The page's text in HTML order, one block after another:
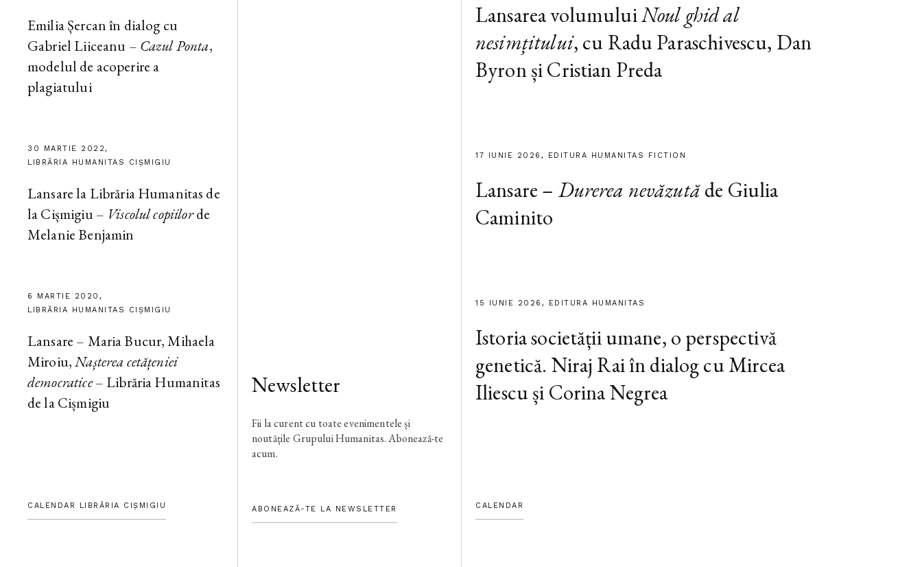
Lansarea volumuluiNoul ghid al
nesimțitului, cu Radu Paraschivescu, Dan
Byron și Cristian Preda
17 IUNIE 2026, EDITURA HUMANITAS FICTION
Lansare – Durerea nevăzutăde Giulia
Caminito
15 IUNIE 2026, EDITURA HUMANITAS
Istoria societății umane, o perspectivă
genetică. Niraj Rai în dialog cu Mircea
Iliescu și Corina Negrea
CALENDAR
Emilia Șercan în dialog cu
Gabriel Liiceanu – Cazul Ponta,
modelul de acoperire a
plagiatului
30 MARTIE 2022,
LIBRĂRIA HUMANITAS CIȘMIGIU
Lansare la Librăria Humanitas de
la Cișmigiu – Viscolul copiilorde
Melanie Benjamin
6 MARTIE 2020,
LIBRĂRIA HUMANITAS CIȘMIGIU
Lansare – Maria Bucur, Mihaela
Miroiu,Nașterea cetățeniei
democratice– Librăria Humanitas
de la Cișmigiu
CALENDAR LIBRĂRIA CIȘMIGIU
Newsletter
Fii la curent cu toate evenimentele și
noutățile Grupului Humanitas. Abonează-te
acum.
ABONEAZĂ-TE LA NEWSLETTER